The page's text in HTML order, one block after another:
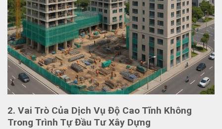
2. Vai Trò Của Dịch Vụ Độ Cao Tĩnh Không
Trong Trình Tự Đầu Tư Xây Dựng